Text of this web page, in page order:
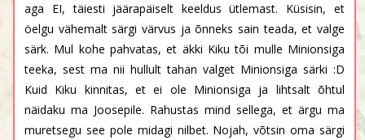
aga EI, täiesti jäärapäiselt keeldus ütlemast. Küsisin, et
öelgu vähemalt särgi värvus ja õnneks sain teada, et valge
särk. Mul kohe pahvatas, et äkki Kiku tõi mulle Minionsiga
teeka, sest ma nii hullult tahan valget Minionsiga särki :D
Kuid Kiku kinnitas, et ei ole Minionsiga ja lihtsalt õhtul
näidaku ma Joosepile. Rahustas mind sellega, et ärgu ma
muretsegu see pole midagi nilbet. Nojah, võtsin oma särgi